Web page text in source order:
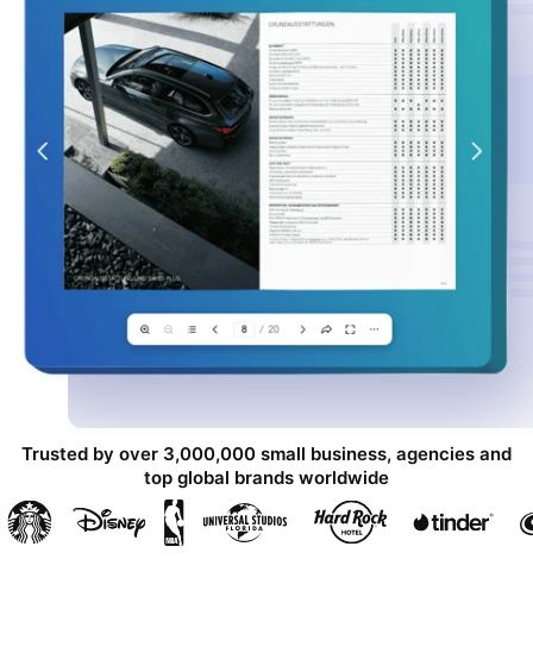
Trusted by over 3,000,000 small business, agencies and
top global brands worldwide